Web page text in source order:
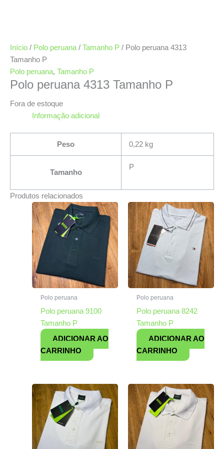
Início / Polo peruana / Tamanho P / Polo peruana 4313
Tamanho P
Polo peruana, Tamanho P
Polo peruana 4313 Tamanho P
Fora de estoque
Informação adicional
Peso 0,22 kg
Tamanho
P
Produtos relacionados
Polo peruana
Polo peruana 9100
Tamanho P
ADICIONAR AO
CARRINHO
Polo peruana
Polo peruana 8242
Tamanho P
ADICIONAR AO
CARRINHO